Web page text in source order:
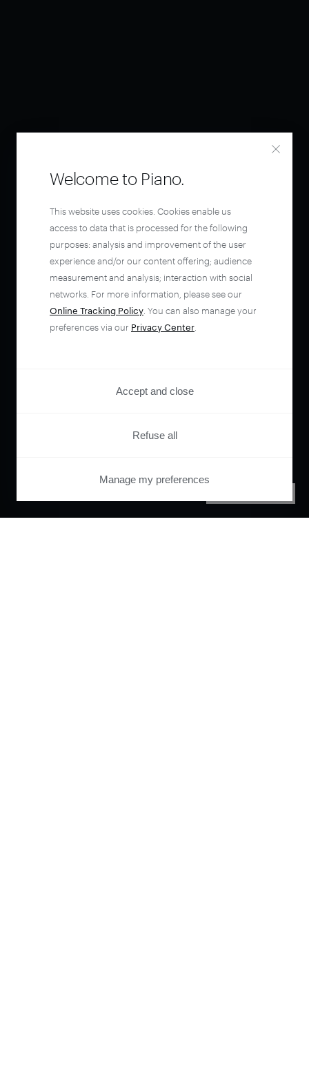
Welcome to Piano.
This website uses cookies. Cookies enable us
access to data that is processed for the following
purposes: analysis and improvement of the user
experience and/or our content offering; audience
measurement and analysis; interaction with social
networks. For more information, please see our
Online Tracking Policy . You can also manage your
preferences via our Privacy Center
Accept and close
Refuse all
Manage my preferences